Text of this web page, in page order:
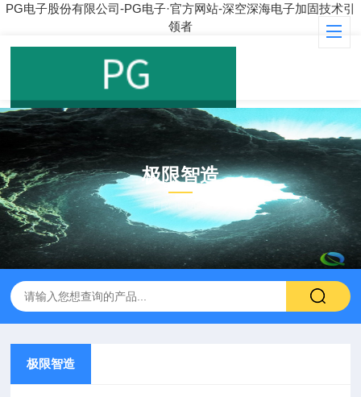
PG电子股份有限公司-PG电子·官方网站-深空深海电子加固技术引
领者
极限智造
PRODUCT
极限智造